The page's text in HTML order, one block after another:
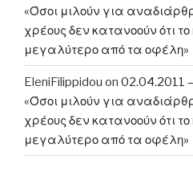
«Όσοι μιλούν για
χρέους δεν κατανοούν ότι
μεγαλύτερο από τα οφέλη»
EleniFilippidou on 02.04.2011
«Όσοι μιλούν για
χρέους δεν κατανοούν ότι
μεγαλύτερο από τα οφέλη»